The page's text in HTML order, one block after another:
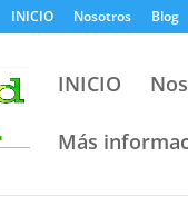
INICIO Nosotros Blog
INICIO
Más